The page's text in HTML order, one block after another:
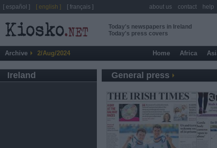
Today's newspapers in Ireland
Today's press covers
Archive 2/Aug/2024 Home Africa
Ireland General press
[ español ] [ english ] [ français ] about us contact help